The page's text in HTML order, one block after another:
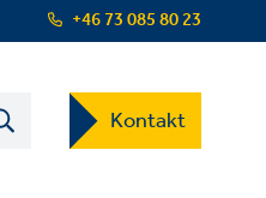
+46 73 085 80 23
Contact
US
Dropdown
Kontakt